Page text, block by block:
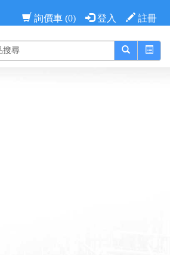
詢價車 (0) 登入 註冊